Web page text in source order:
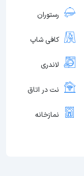
رستوران
کافی شاپ
لاندری
نت در اتاق
نمازخانه